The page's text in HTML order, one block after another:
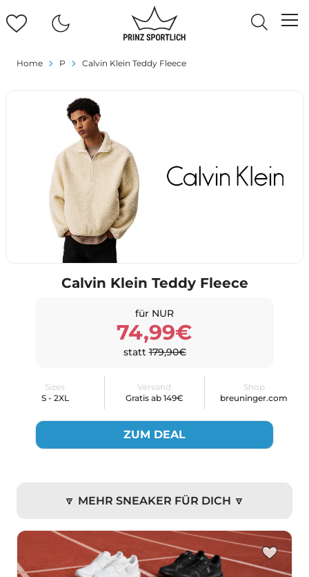
Home P Calvin Klein Teddy Fleece
Calvin Klein Teddy Fleece
für NUR
74,99€
statt179,90€
Sizes
S - 2XL
Versand
Gratis ab 149€
Shop
breuninger.com
ZUM DEAL
🔽 MEHR SNEAKER FÜR DICH 🔽